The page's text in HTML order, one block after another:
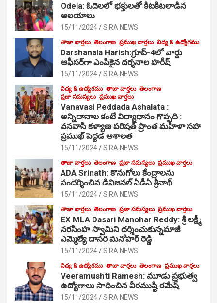
Odela: ఓదెల‌లో భక్తులతో కిటకిటలాడిన
ఆల‌యాలు
15/11/2024 SIRA NEWS
తాజా వార్తలు తెలంగాణ ప్రముఖ వార్తలు విద్య & ఉద్యోగము
Darshanala Harish:గ్రూప్-4లో వార్డు
ఆఫీసర్‌గా ఎంపికైన దర్శనాల హరీష్
15/11/2024 SIRA NEWS
విద్య & ఉద్యోగము తాజా వార్తలు తెలంగాణ
ప్రజా సమస్యలు ప్రముఖ వార్తలు
Vanavasi Peddada Ashalata :
అన్నిదానాల కంటే విద్యాధానం గొప్పది :
వనవాసి కళ్యాణ పరిషత్ ప్రాంత మహిళా సహ
ప్రముఖ్ పెద్దడ ఆశాలత
15/11/2024 SIRA NEWS
తాజా వార్తలు తెలంగాణ ప్రజా సమస్యలు ప్రముఖ వార్తలు
ADA Srinath: కొనుగోలు కేంద్రాల‌ను
సంద‌ర్శించిన డివిజనల్ ఏడీఏ శ్రీనాథ్
15/11/2024 SIRA NEWS
తాజా వార్తలు తెలంగాణ ప్రజా సమస్యలు ప్రముఖ వార్తలు
EX MLA Dasari Manohar Reddy: శ్రీ లక్ష్మీ
నరసింహ స్వామిని దర్శించుకున్నమాజీ
ఎమ్మెల్యే దాసరి మనోహర్ రెడ్డి
15/11/2024 SIRA NEWS
విద్య & ఉద్యోగము తాజా వార్తలు తెలంగాణ ప్రముఖ వార్తలు
Veeramushti Ramesh: మూడు ప్రభుత్వ
ఉద్యోగాలు సాధించిన వీరముష్టి రమేష్
15/11/2024 SIRA NEWS